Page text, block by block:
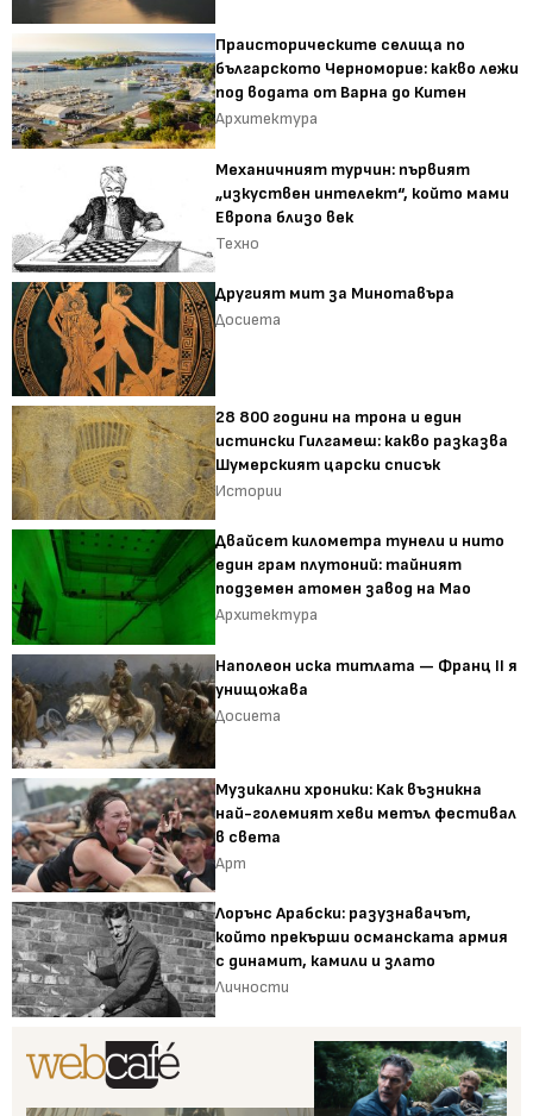
Праисторическите селища по
българското Черноморие: какво лежи
под водата от Варна до Китен
Архитектура
Механичният турчин: първият
„изкуствен интелект“, който мами
Европа близо век
Техно
Другият мит за Минотавъра
Досиета
28 800 години на трона и един
истински Гилгамеш: какво разказва
Шумерският царски списък
Истории
Двайсет километра тунели и нито
един грам плутоний: тайният
подземен атомен завод на Мао
Архитектура
Наполеон иска титлата — Франц II я
унищожава
Досиета
Музикални хроники: Как възникна
най-големият хеви метъл фестивал
в света
Арт
Лорънс Арабски: разузнавачът,
който прекърши османската армия
с динамит, камили и злато
Личности